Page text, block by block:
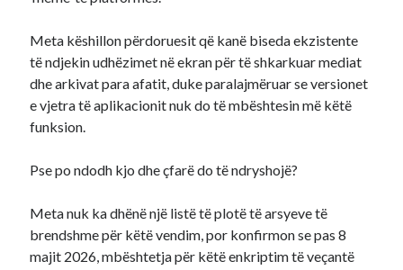
Meta këshillon përdoruesit që kanë biseda ekzistente
të ndjekin udhëzimet në ekran për të shkarkuar mediat
dhe arkivat para afatit, duke paralajmëruar se versionet
e vjetra të aplikacionit nuk do të mbështesin më këtë
funksion.
Pse po ndodh kjo dhe çfarë do të ndryshojë?
Meta nuk ka dhënë një listë të plotë të arsyeve të
brendshme për këtë vendim, por konfirmon se pas 8
majit 2026, mbështetja për këtë enkriptim të veçantë